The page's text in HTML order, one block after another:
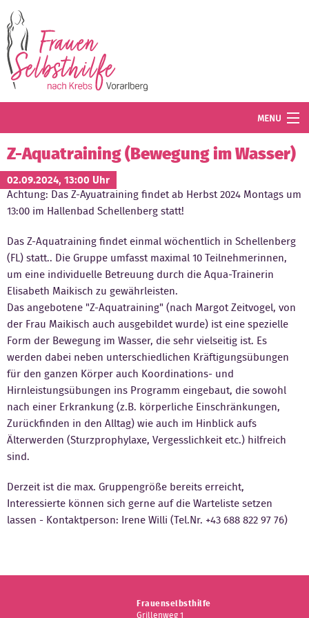
MENU
Termine
Blog
Angebot
Wissenswertes
Der Verein
Kontakt
Z-Aquatraining (Bewegung im Wasser)
02.09.2024, 13:00 Uhr
Achtung: Das Z-Ayuatraining findet ab Herbst 2024 Montags um
13:00 im Hallenbad Schellenberg statt!
Das Z-Aquatraining findet einmal wöchentlich in Schellenberg
(FL) statt.. Die Gruppe umfasst maximal 10 Teilnehmerinnen,
um eine individuelle Betreuung durch die Aqua-Trainerin
Elisabeth Maikisch zu gewährleisten.
Das angebotene "Z-Aquatraining" (nach Margot Zeitvogel, von
der Frau Maikisch auch ausgebildet wurde) ist eine spezielle
Form der Bewegung im Wasser, die sehr vielseitig ist. Es
werden dabei neben unterschiedlichen Kräftigungsübungen
für den ganzen Körper auch Koordinations- und
Hirnleistungsübungen ins Programm eingebaut, die sowohl
nach einer Erkrankung (z.B. körperliche Einschränkungen,
Zurückfinden in den Alltag) wie auch im Hinblick aufs
Älterwerden (Sturzprophylaxe, Vergesslichkeit etc.) hilfreich
sind.
Derzeit ist die max. Gruppengröße bereits erreicht,
Interessierte können sich gerne auf die Warteliste setzen
lassen - Kontaktperson: Irene Willi (Tel.Nr. +43 688 822 97 76)
Frauenselbsthilfe
Grillenweg 1